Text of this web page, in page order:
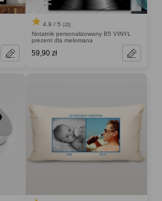
4.9 / 5 (22)
Notatnik personalizowany B5 VINYL
prezent dla melomana
59,90 zł